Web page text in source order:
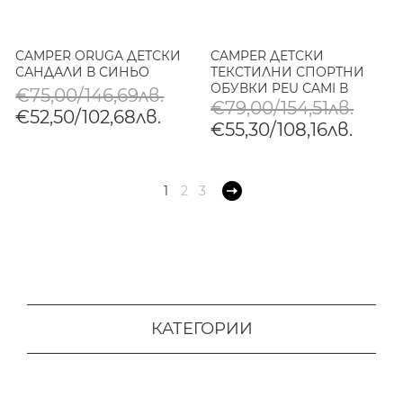
CAMPER ORUGA ДЕТСКИ
САНДАЛИ В СИНЬО
€75,00/146,69лв.
€52,50/102,68лв.
CAMPER ДЕТСКИ
ТЕКСТИЛНИ СПОРТНИ
ОБУВКИ PEU CAMI В
РОЗОВО
€79,00/154,51лв.
€55,30/108,16лв.
1 2 3
КАТЕГОРИИ